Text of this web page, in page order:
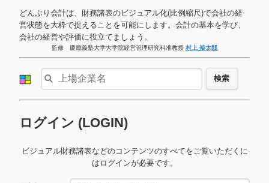
どんぶり会計は、財務諸表のビジュアル化(比例縮尺)で会社の経
営状態を大枠で捉えることを可能にします。会計の基本を学び、
会社の経営や評価に役立てましょう。
監修 慶應義塾大学大学院経営管理研究科准教授 村上 裕太郎
検索
ログイン (LOGIN)
ビジュアル財務諸表などのコンテンツのすべてをご覧いただくに
はログインが必要です。